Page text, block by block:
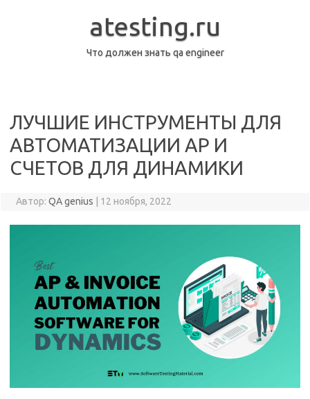
atesting.ru
Что должен знать qa engineer
ЛУЧШИЕ ИНСТРУМЕНТЫ ДЛЯ
АВТОМАТИЗАЦИИ AP И
СЧЕТОВ ДЛЯ ДИНАМИКИ
Автор: QA genius 12 ноября, 2022